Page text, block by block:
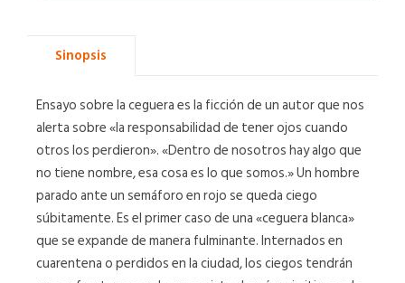
Sinopsis
Ensayo sobre la ceguera es la ficción de un autor que nos
alerta sobre «la responsabilidad de tener ojos cuando
otros los perdieron». «Dentro de nosotros hay algo que
no tiene nombre, esa cosa es lo que somos.» Un hombre
parado ante un semáforo en rojo se queda ciego
súbitamente. Es el primer caso de una «ceguera blanca»
que se expande de manera fulminante. Internados en
cuarentena o perdidos en la ciudad, los ciegos tendrán